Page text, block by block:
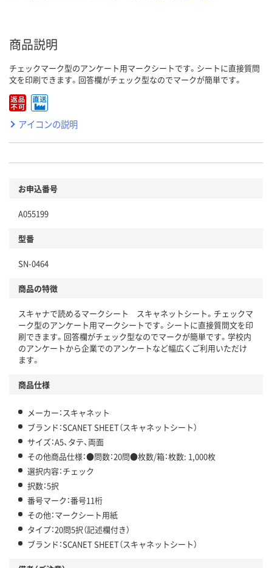
商品説明
チェックマーク型のアンケート用マークシートです。シートに直接質問
文を印刷できます。回答欄がチェック型なのでマークが簡単です。
アイコンの説明
お申込番号
A055199
型番
SN-0464
商品の特徴
スキャナで読めるマークシート スキャネットシート。チェックマ
ーク型のアンケート用マークシートです。シートに直接質問文を印
刷できます。回答欄がチェック型なのでマークが簡単です。学校内
のアンケートから企業でのアンケートなど幅広くご利用いただけ
ます。
商品仕様
メーカー：スキャネット
ブランド：SCANET SHEET（スキャネットシート）
サイズ：A5、タテ、両面
その他商品仕様：●問数：20問●枚数/箱：枚数: 1,000枚
選択内容：チェック
択数：5択
番号マーク：番号11桁
その他：マークシート用紙
タイプ：20問5択（記述欄付き）
ブランド：SCANET SHEET（スキャネットシート）